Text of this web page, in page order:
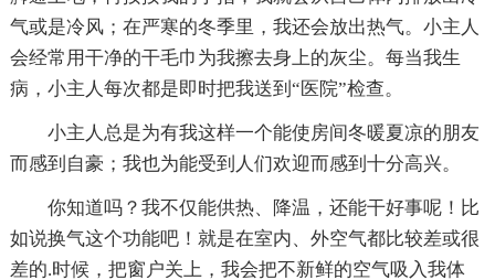
气或是冷风；在严寒的冬季里，我还会放出热气。小主人
会经常用干净的干毛巾为我擦去身上的灰尘。每当我生
病，小主人每次都是即时把我送到“医院”检查。
小主人总是为有我这样一个能使房间冬暖夏凉的朋友
而感到自豪；我也为能受到人们欢迎而感到十分高兴。
你知道吗？我不仅能供热、降温，还能干好事呢！比
如说换气这个功能吧！就是在室内、外空气都比较差或很
差的.时候，把窗户关上，我会把不新鲜的空气吸入我体